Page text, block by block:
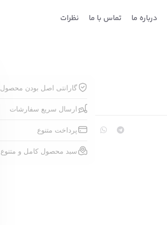
درباره ما تماس با ما نظرات
گارانتی اصل بودن محصول
ارسال سریع سفارشات
پرداخت متنوع
سبد محصول کامل و متنوع